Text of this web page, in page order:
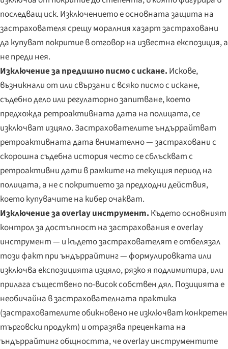
последващ иск. Изключението е основната защита на
застрахователя срещу моралния хазарт застраховани
да купуват покритие в отговор на известна експозиция, а
не преди нея.
Изключение за предишно писмо с искане. Искове,
възникнали от или свързани с всяко писмо с искане,
съдебно дело или регулаторно запитване, което
предхожда ретроактивната дата на полицата, се
изключват изцяло. Застрахователите ъндъррайтват
ретроактивната дата внимателно — застраховани с
скорошна съдебна история често се сблъскват с
ретроактивни дати в рамките на текущия период на
полицата, а не с покритието за предходни действия,
което купувачите на кибер очакват.
Изключение за overlay инструмент. Където основният
контрол за достъпност на застрахования е overlay
инструмент — и където застрахователят е отбелязал
този факт при ъндъррайтинг — формулировката или
изключва експозицията изцяло, рязко я подлимитира, или
прилага съществено по-висок собствен дял. Позицията е
необичайна в застрахователната практика
(застрахователите обикновено не изключват конкретен
търговски продукт) и отразява преценката на
ъндъррайтинг общността, че overlay инструментите